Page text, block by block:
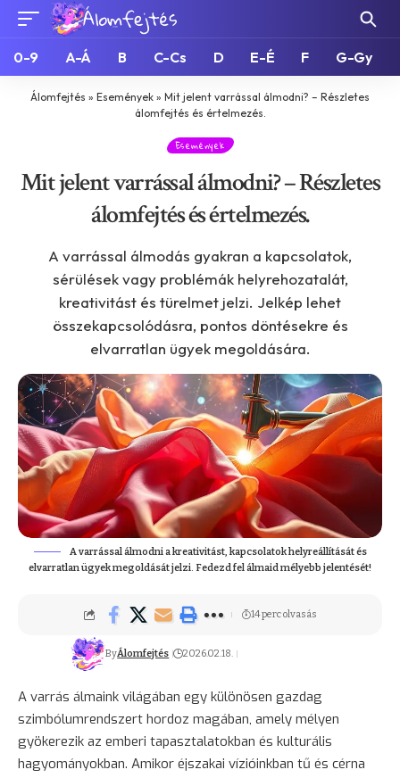
0-9 A-Á B C-Cs D E-É F G-Gy
Álomfejtés » Események » Mit jelent varrással álmodni? – Részletes
álomfejtés és értelmezés.
Események
Mit jelent varrással álmodni? – Részletes
álomfejtés és értelmezés.
A varrással álmodás gyakran a kapcsolatok,
sérülések vagy problémák helyrehozatalát,
kreativitást és türelmet jelzi. Jelkép lehet
összekapcsolódásra, pontos döntésekre és
elvarratlan ügyek megoldására.
A varrással álmodni a kreativitást, kapcsolatok helyreállítását és
elvarratlan ügyek megoldását jelzi. Fedezd fel álmaid mélyebb jelentését!
ByÁlomfejtés 2026.02.18.
14 perc olvasás
A varrás álmaink világában egy különösen gazdag
szimbólumrendszert hordoz magában, amely mélyen
gyökerezik az emberi tapasztalatokban és kulturális
hagyományokban. Amikor éjszakai vízióinkban tű és cérna